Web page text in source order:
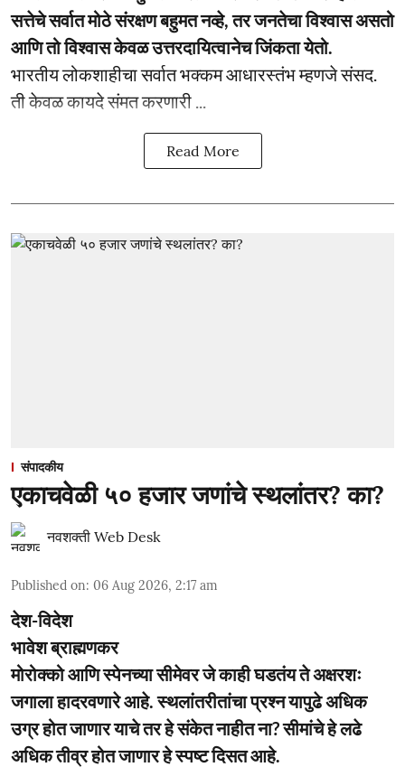
सत्तेचे सर्वात मोठे संरक्षण बहुमत नव्हे, तर जनतेचा विश्वास असतो
आणि तो विश्वास केवळ उत्तरदायित्वानेच जिंकता येतो.
भारतीय लोकशाहीचा सर्वात भक्कम आधारस्तंभ म्हणजे संसद.
ती केवळ कायदे संमत करणारी ...
Read More
संपादकीय
एकाचवेळी ५० हजार जणांचे स्थलांतर? का?
नवशक्ती Web Desk
Published on: 06 Aug 2026, 2:17 am
देश-विदेश
भावेश ब्राह्मणकर
मोरोक्को आणि स्पेनच्या सीमेवर जे काही घडतंय ते अक्षरशः
जगाला हादरवणारे आहे. स्थलांतरीतांचा प्रश्न यापुढे अधिक
उग्र होत जाणार याचे तर हे संकेत नाहीत ना? सीमांचे हे लढे
अधिक तीव्र होत जाणार हे स्पष्ट दिसत आहे.